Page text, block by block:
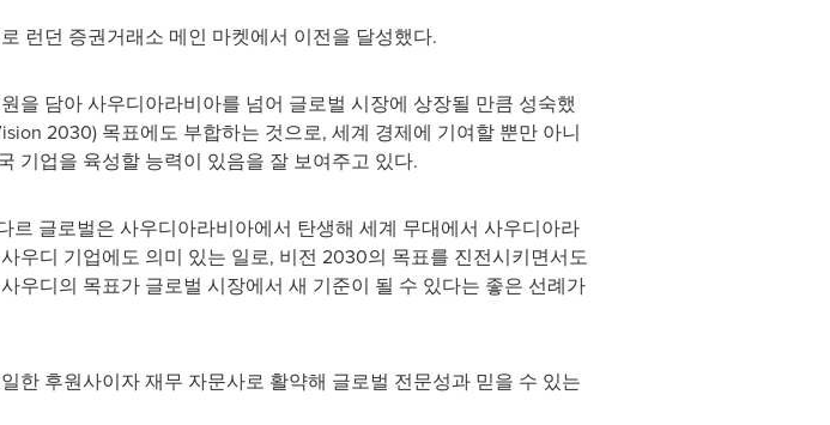
런던 증권거래소 메인 마켓에서 이전을 달성했다.
을 담아 사우디아라비아를 넘어 글로벌 시장에 상장될 만큼 성숙했
2030) 목표에도 부합하는 것으로, 세계 경제에 기여할 뿐만 아니
기업을 육성할 능력이 있음을 잘 보여주고 있다.
르 글로벌은 사우디아라비아에서 탄생해 세계 무대에서 사우디아라
우디 기업에도 의미 있는 일로, 비전 2030의 목표를 진전시키면서도
우디의 목표가 글로벌 시장에서 새 기준이 될 수 있다는 좋은 선례가
한 후원사이자 재무 자문사로 활약해 글로벌 전문성과 믿을 수 있는